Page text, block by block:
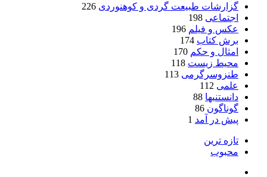
گزارشات طبیعت گردی و کوهنوردی 226
اجتماعی 198
عکس و فیلم 196
برش کتاب 174
امثال و حکم 170
محیط زیست 118
طنزوسرگرمی 113
علمی 112
دانستنیها 88
گوناگون 86
پیش در آمد 1
تازه ترین
محبوب